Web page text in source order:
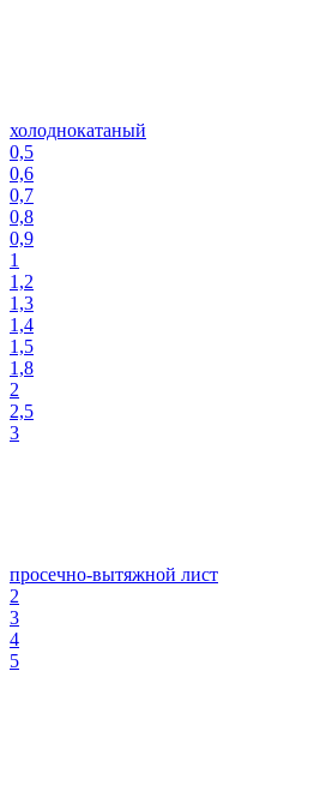
холоднокатаный
0,5
0,6
0,7
0,8
0,9
1
1,2
1,3
1,4
1,5
1,8
2
2,5
3
просечно-вытяжной лист
2
3
4
5